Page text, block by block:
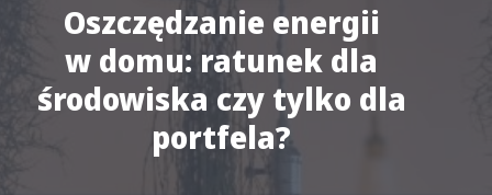
Oszczędzanie energii
w domu: ratunek dla
środowiska czy tylko dla
portfela?